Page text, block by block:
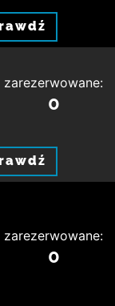
zarezerwowane:
0
zarezerwowane:
0